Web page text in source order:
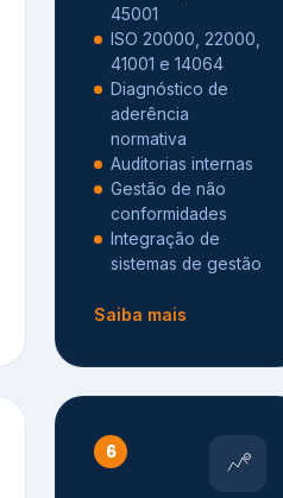
45001
ISO 20000, 22000,
41001 e 14064
Diagnóstico de
aderência
normativa
Auditorias internas
Gestão de não
conformidades
Integração de
sistemas de gestão
Saiba mais
6